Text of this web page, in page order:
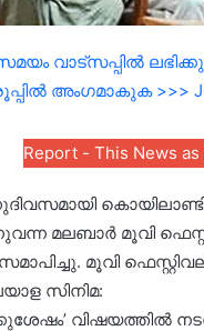
വാട്സപ്പിൽ
അംഗമാകുക >>>
Report - This News
മലബാർ മൂവി
മൂവി
സിനിമ:
വിഷയത്തിൽ